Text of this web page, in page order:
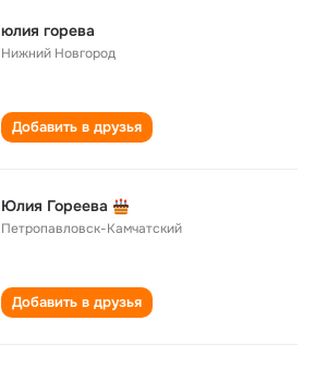
юлия горева
Нижний Новгород
Добавить в друзья
Юлия Гореева
Петропавловск-Камчатский
Добавить в друзья